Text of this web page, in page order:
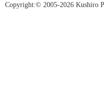
Copyright:© 2005-2026 Kushiro